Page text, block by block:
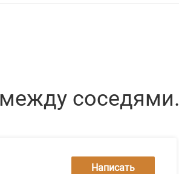
соседями.
Написать